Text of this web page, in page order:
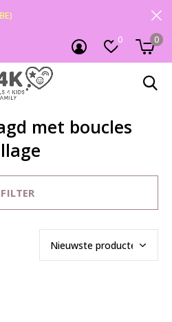
0 0
met boucles
FILTER